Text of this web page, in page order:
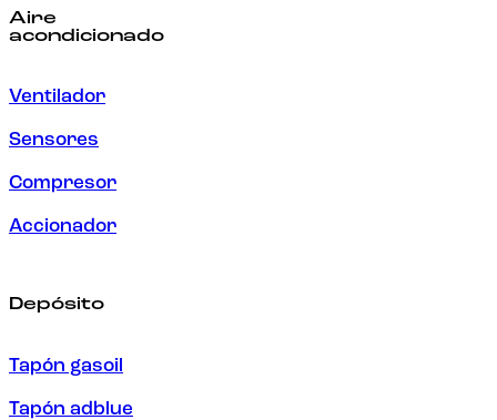
Aire
acondicionado
Ventilador
Sensores
Compresor
Accionador
Depósito
Tapón gasoil
Tapón adblue